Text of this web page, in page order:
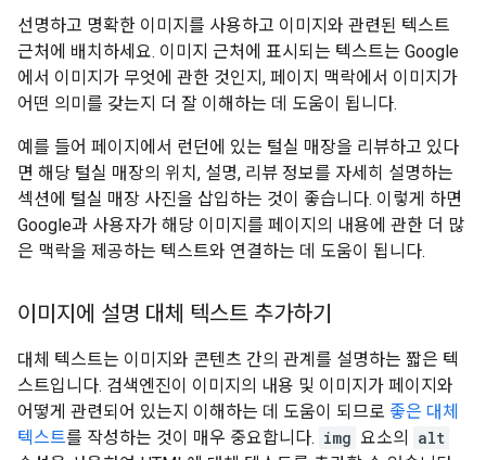
선명하고 명확한 이미지를 사용하고 이미지와 관련된 텍스트
근처에 배치하세요. 이미지 근처에 표시되는 텍스트는 Google
에서 이미지가 무엇에 관한 것인지, 페이지 맥락에서 이미지가
어떤 의미를 갖는지 더 잘 이해하는 데 도움이 됩니다.
예를 들어 페이지에서 런던에 있는 털실 매장을 리뷰하고 있다
면 해당 털실 매장의 위치, 설명, 리뷰 정보를 자세히 설명하는
섹션에 털실 매장 사진을 삽입하는 것이 좋습니다. 이렇게 하면
Google과 사용자가 해당 이미지를 페이지의 내용에 관한 더 많
은 맥락을 제공하는 텍스트와 연결하는 데 도움이 됩니다.
이미지에 설명 대체 텍스트 추가하기
대체 텍스트는 이미지와 콘텐츠 간의 관계를 설명하는 짧은 텍
스트입니다. 검색엔진이 이미지의 내용 및 이미지가 페이지와
어떻게 관련되어 있는지 이해하는 데 도움이 되므로 좋은 대체
텍스트를 작성하는 것이 매우 중요합니다. img 요소의
alt